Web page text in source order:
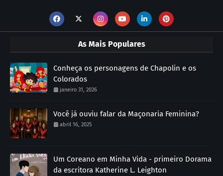
As Mais Populares
Conheça os personagens de Chapolin e os
Colorados
janeiro 31, 2026
Você já ouviu falar da Maçonaria Feminina?
abril 16, 2025
Um Coreano em Minha Vida - primeiro Dorama
da escritora Katherine L. Leighton